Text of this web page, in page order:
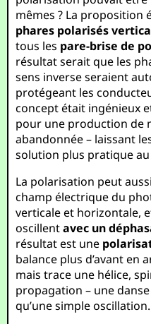
mêmes ? La proposition
phares polarisés
tous les pare-brise de
résultat serait que les
sens inverse seraient
protégeant les
concept était ingénieux
pour une production de
abandonnée – laissant
solution plus pratique
La polarisation peut
champ électrique du
verticale et horizontale,
oscillentavec un
résultat est une
balance plus d’avant en
mais trace une hélice,
propagation – une
qu’une simple oscillation.